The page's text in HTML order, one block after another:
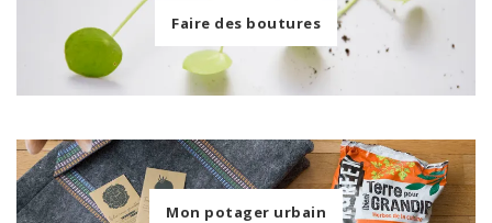
Faire des boutures
Mon potager urbain